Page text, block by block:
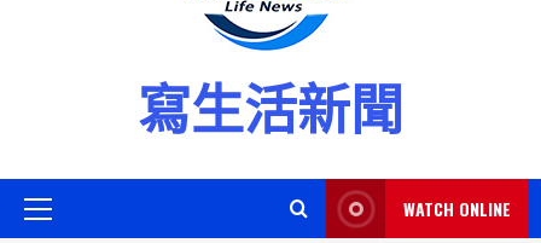
寫生活新聞
Primary
WATCH ONLINE